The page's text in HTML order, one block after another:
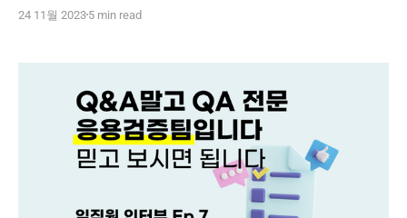
있듯이 '팀빌딩' 활동 지원은 😉팀원끼리 다양한 문화생활
동비와 식사비를 지원해주는 제도💪입니다. 게다가 팀빌딩
활동이 있는
24 11월 2023 5 min read